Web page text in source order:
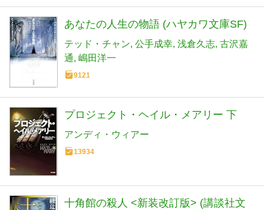
あなたの人生の物語 (ハヤカワ文庫SF)
テッド・チャン 公手成幸 浅倉久志 古沢嘉
通 嶋田洋一
9121
プロジェクト・ヘイル・メアリー 下
アンディ・ウィアー
13934
十角館の殺人 <新装改訂版> (講談社文